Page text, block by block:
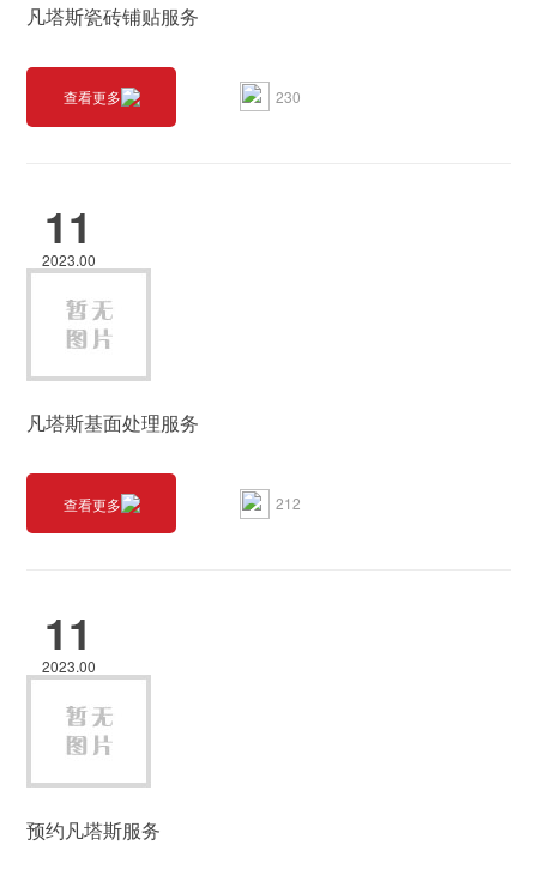
凡塔斯瓷砖铺贴服务
查看更多 230
11
2023.00
凡塔斯基面处理服务
查看更多 212
11
2023.00
预约凡塔斯服务